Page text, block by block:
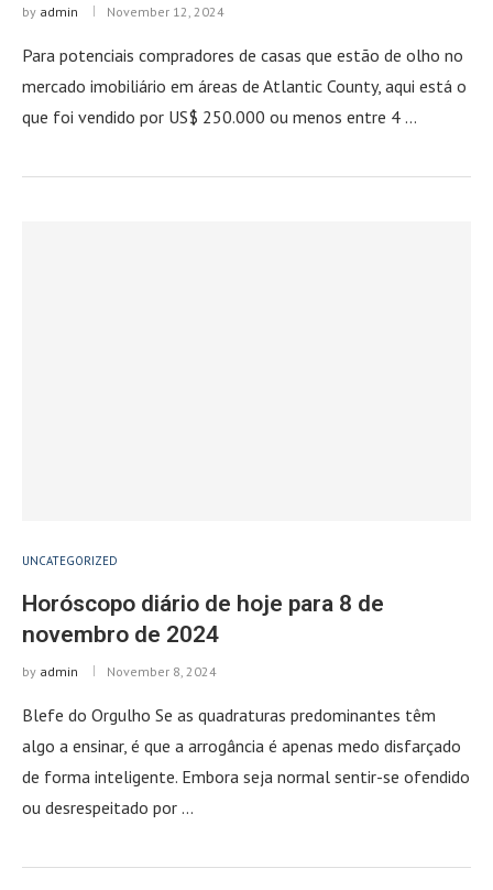
by admin November 12, 2024
Para potenciais compradores de casas que estão de olho no
mercado imobiliário em áreas de Atlantic County, aqui está o
que foi vendido por US$ 250.000 ou menos entre 4 …
UNCATEGORIZED
Horóscopo diário de hoje para 8 de
novembro de 2024
by admin November 8, 2024
Blefe do Orgulho Se as quadraturas predominantes têm
algo a ensinar, é que a arrogância é apenas medo disfarçado
de forma inteligente. Embora seja normal sentir-se ofendido
ou desrespeitado por …